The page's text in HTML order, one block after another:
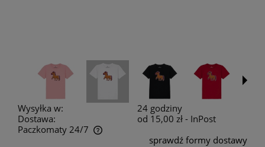
Wysyłka w:
24 godziny
Dostawa:
od 15,00 zł - InPost
Paczkomaty 24/7
Cena nie zawiera ewentualnych kosztów płatności
sprawdź formy dostawy